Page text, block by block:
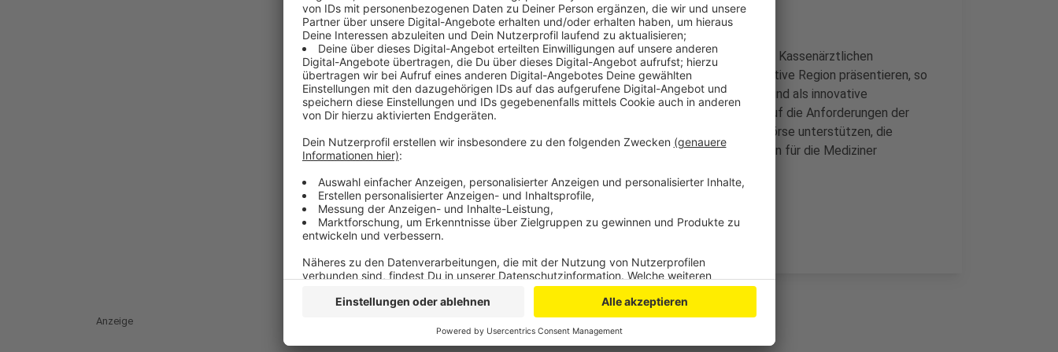
Bereits zum zweiten Mal nimmt der Kreis am Praxisbörsentag der Kassenärztlichen
Vereinigung Nordrhein teil. Dabei will man sich vor allem als attraktive Region präsentieren, so
ein Sprecher: Das Oberbergische habe in Sachen Lebensqualität und als innovative
Gesundheitsregion einiges zu bieten. Außerdem könne man sich auf die Anforderungen der
Ärzte einstellen. Die KV möchte Kreise und Kommunen mit der Börse unterstützen, die
ärztliche Versorgung für die Zukunft sicherzustellen. Dabei würden für die Mediziner
Anzeige
Anzeige